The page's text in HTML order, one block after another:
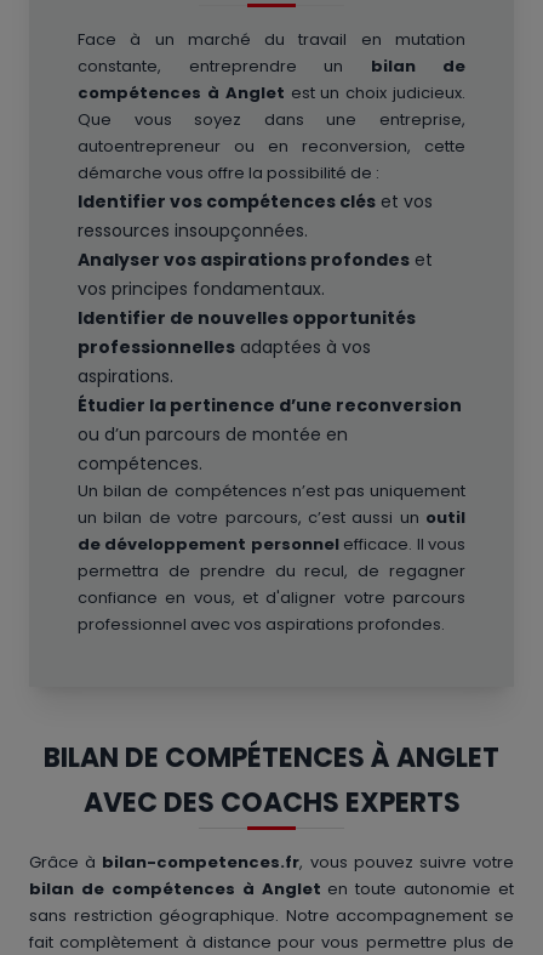
Face à un marché du travail en mutation
constante, entreprendre un bilan de
compétences à Anglet est un choix judicieux.
Que vous soyez dans une entreprise,
autoentrepreneur ou en reconversion, cette
démarche vous offre la possibilité de :
Identifier vos compétences clés et vos
ressources insoupçonnées.
Analyser vos aspirations profondes et
vos principes fondamentaux.
Identifier de nouvelles opportunités
professionnelles adaptées à vos
aspirations.
Étudier la pertinence d’une reconversion
ou d’un parcours de montée en
compétences.
Un bilan de compétences n’est pas uniquement
un bilan de votre parcours, c’est aussi un outil
de développement personnelefficace. Il vous
permettra de prendre du recul, de regagner
confiance en vous, et d'aligner votre parcours
professionnel avec vos aspirations profondes.
BILAN DE COMPÉTENCES À ANGLET
AVEC DES COACHS EXPERTS
Grâce à bilan-competences.fr, vous pouvez suivre votre
bilan de compétences à Anglet en toute autonomie et
sans restriction géographique. Notre accompagnement se
fait complètement à distance pour vous permettre plus de